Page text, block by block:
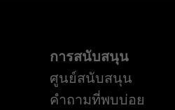
การสนับสนุน
ศูนย์สนับสนุน
คำถามที่พบบ่อย